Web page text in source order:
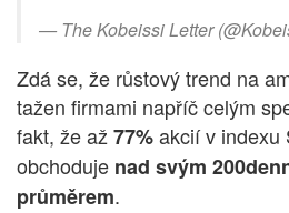
— The Kobeissi Letter
Zdá se, že růstový trend na
tažen firmami napříč celým
fakt, že až77%akcií v indexu
obchoduje nad svým
průměrem.